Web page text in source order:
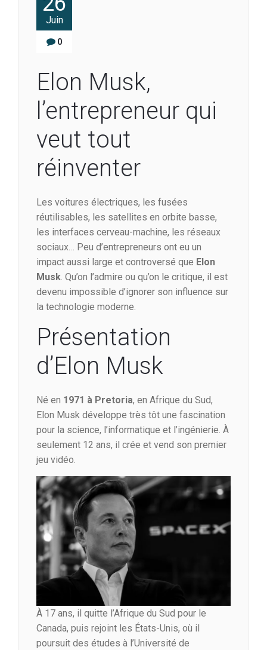
Juin
0
Elon Musk,
l’entrepreneur qui
veut tout
réinventer
Les voitures électriques, les fusées
réutilisables, les satellites en orbite basse,
les interfaces cerveau-machine, les réseaux
sociaux… Peu d’entrepreneurs ont eu un
impact aussi large et controversé que Elon
Musk. Qu’on l’admire ou qu’on le critique, il est
devenu impossible d’ignorer son influence sur
la technologie moderne.
Présentation
d’Elon Musk
Né en 1971 à Pretoria, en Afrique du Sud,
Elon Musk développe très tôt une fascination
pour la science, l’informatique et l’ingénierie. À
seulement 12 ans, il crée et vend son premier
jeu vidéo.
À 17 ans, il quitte l’Afrique du Sud pour le
Canada, puis rejoint les États-Unis, où il
poursuit des études à l’Université de